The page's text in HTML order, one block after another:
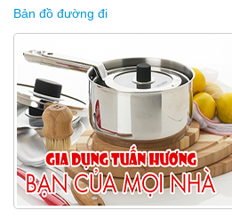
Bản đồ đường đi